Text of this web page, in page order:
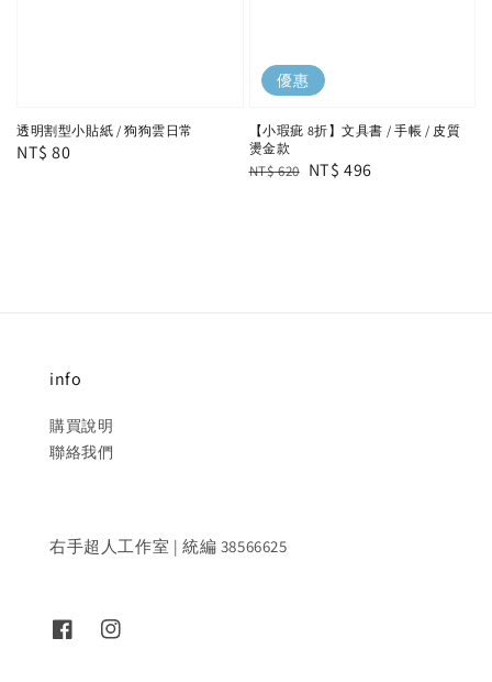
透明割型小貼紙 / 狗狗雲日常
Regular
NT$ 80
優惠
【小瑕疵 8折】文具書 / 手帳 / 皮質
燙金款
Regular
NT$ 620 Sale
NT$ 496
info
購買說明
聯絡我們
右手超人工作室 | 統編 38566625